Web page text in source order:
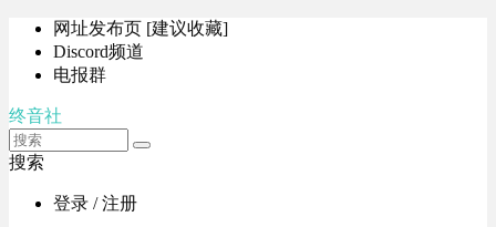
网址发布页 [建议收藏]
Discord频道
电报群
终音社
搜索
登录 / 注册